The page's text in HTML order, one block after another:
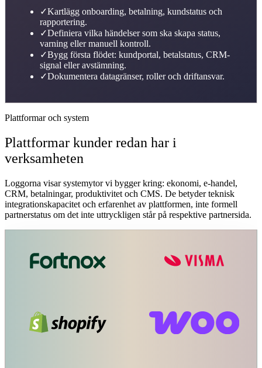
✓Kartlägg onboarding, betalning, kundstatus och
rapportering.
✓Definiera vilka händelser som ska skapa status,
varning eller manuell kontroll.
✓Bygg första flödet: kundportal, betalstatus, CRM-
signal eller avstämning.
✓Dokumentera datagränser, roller och driftansvar.
Plattformar och system
Plattformar kunder redan har i
verksamheten
Loggorna visar systemytor vi bygger kring: ekonomi, e-handel,
CRM, betalningar, produktivitet och CMS. De betyder teknisk
integrationskapacitet och erfarenhet av plattformen, inte formell
partnerstatus om det inte uttryckligen står på respektive partnersida.